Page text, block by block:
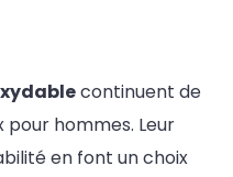
continuent de
pour hommes. Leur
en font un choix